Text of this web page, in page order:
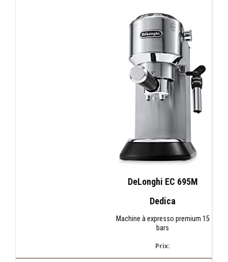
DeLonghi EC 695M
Dedica
Machine à expresso premium 15
bars
Prix: